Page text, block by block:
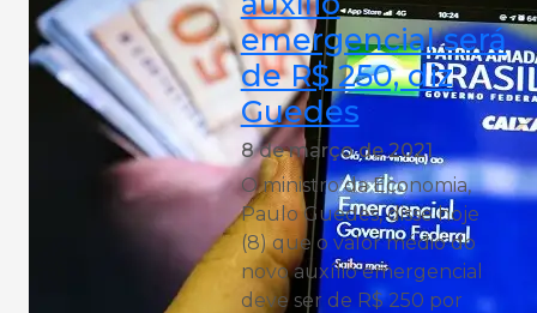
emergencial será
de R$ 250, diz
Guedes
8 de março de 2021
O ministro da Economia,
Paulo Guedes, disse hoje
(8) que o valor médio do
novo auxílio emergencial
deve ser de R$ 250 por